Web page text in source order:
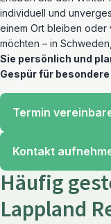
individuell und
einem Ort bleiben
möchten – in
Sie persönlich und
Gespür für
Termin
Kontakt
Häufig
Lappland